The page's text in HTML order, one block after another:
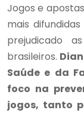
Jogos e
mais
prejudicado
brasileiros.
Saúde e da
foco na
jogos, tanto